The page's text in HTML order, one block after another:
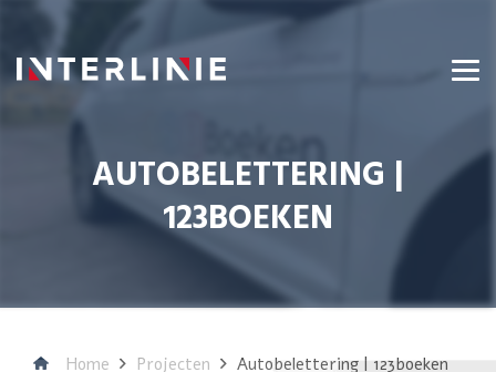
AUTOBELETTERING |
123BOEKEN
Home Projecten Autobelettering | 123boeken